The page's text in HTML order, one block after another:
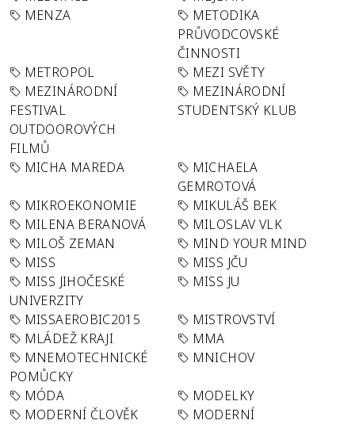
MENZA
METODIKA
PRŮVODCOVSKÉ
ČINNOSTI
METROPOL
MEZI SVĚTY
MEZINÁRODNÍ
FESTIVAL
OUTDOOROVÝCH
FILMŮ
MEZINÁRODNÍ
STUDENTSKÝ KLUB
MICHA MAREDA
MICHAELA
GEMROTOVÁ
MIKROEKONOMIE
MIKULÁŠ BEK
MILENA BERANOVÁ
MILOSLAV VLK
MILOŠ ZEMAN
MIND YOUR MIND
MISS
MISS JČU
MISS JIHOČESKÉ
UNIVERZITY
MISS JU
MISSAEROBIC2015
MISTROVSTVÍ
MLÁDEŽ KRAJI
MMA
MNEMOTECHNICKÉ
POMŮCKY
MNICHOV
MÓDA
MODELKY
MODERNÍ ČLOVĚK
MODERNÍ